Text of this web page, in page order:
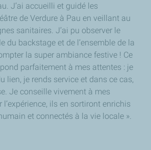
J’ai accueilli et guidé les
de Verdure à Pau en veillant au
sanitaires. J’ai pu observer le
du backstage et de l’ensemble de la
la super ambiance festive ! Ce
parfaitement à mes attentes : je
lien, je rends service et dans ce cas,
Je conseille vivement à mes
l’expérience, ils en sortiront enrichis
et connectés à la vie locale ».